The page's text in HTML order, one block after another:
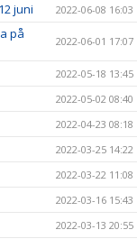
juni 2022-06-08 16:03
på
2022-06-01 17:07
2022-05-18 13:45
2022-05-02 08:40
2022-04-23 08:18
2022-03-25 14:22
2022-03-22 11:08
2022-03-16 15:43
2022-03-13 20:55